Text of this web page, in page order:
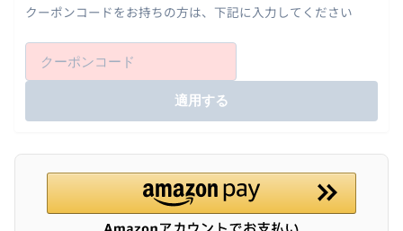
クーポンコードをお持ちの方は、下記に入力してください
適用する